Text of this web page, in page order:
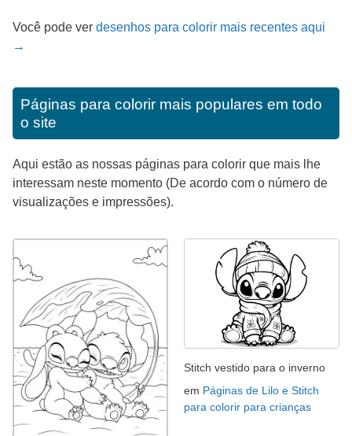
Você pode ver desenhos para colorir mais recentes aqui
→
Páginas para colorir mais populares em todo
o site
Aqui estão as nossas páginas para colorir que mais lhe
interessam neste momento (De acordo com o número de
visualizações e impressões).
Stitch vestido para o inverno
em Páginas de Lilo e Stitch
para colorir para crianças